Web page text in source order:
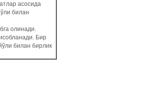
асосида
билан
олинади.
Бир
билан бирлик